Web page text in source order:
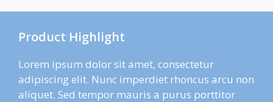
Product Highlight
Lorem ipsum dolor sit amet, consectetur
adipiscing elit. Nunc imperdiet rhoncus arcu non
aliquet. Sed tempor mauris a purus porttitor